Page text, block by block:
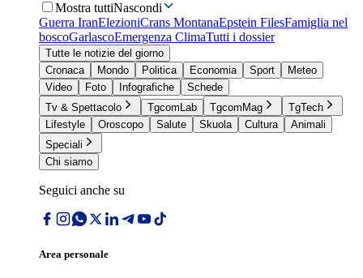
Mostra tuttiNascondi
Guerra IranElezioniCrans MontanaEpstein FilesFamiglia nel
boscoGarlascoEmergenza ClimaTutti i dossier
Tutte le notizie del giorno
Cronaca
Mondo Politica Economia Sport
Meteo
Video
Foto Infografiche
Schede
Tv & Spettacolo
TgcomLab TgcomMag
TgTech
Lifestyle
Oroscopo Salute Skuola Cultura
Animali
Speciali
Chi siamo
Seguici anche su
Area personale